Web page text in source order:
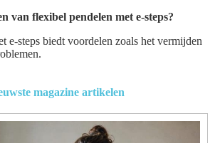
van flexibel pendelen met e-steps?
e-steps biedt voordelen zoals het vermijden
magazine artikelen